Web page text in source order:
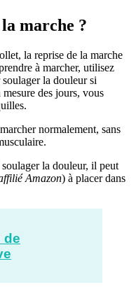
marche ?
la reprise de la marche
à marcher, utilisez
la douleur si
des jours, vous
normalement, sans
la douleur, il peut
Amazon) à placer dans
de